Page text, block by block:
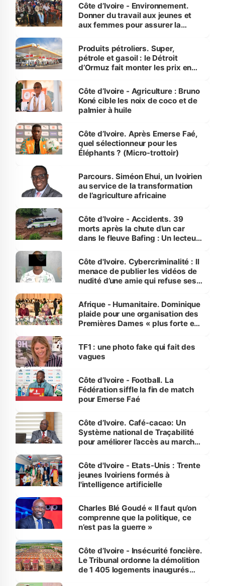
Côte d’Ivoire - Environnement.
Donner du travail aux jeunes et
aux femmes pour assurer la
menacées
Produits pétroliers. Super,
pétrole et gasoil : le Détroit
d’Ormuz fait monter les prix en
Côte d’Ivoire - Agriculture : Bruno
Koné cible les noix de coco et de
palmier à huile
Côte d’Ivoire. Après Emerse Faé,
quel sélectionneur pour les
Éléphants ? (Micro-trottoir)
Parcours. Siméon Ehui, un Ivoirien
au service de la transformation
de l’agriculture africaine
Côte d’Ivoire - Accidents. 39
morts après la chute d’un car
dans le fleuve Bafing : Un lecteur
des Transports
Côte d'Ivoire. Cybercriminalité : Il
menace de publier les vidéos de
nudité d’une amie qui refuse ses
Afrique - Humanitaire. Dominique
plaide pour une organisation des
Premières Dames « plus forte et
sur la scène internationale »
TF1 : une photo fake qui fait des
vagues
Côte d’Ivoire - Football. La
Fédération siffle la fin de match
pour Emerse Faé
Côte d’Ivoire. Café-cacao: Un
Système national de Traçabilité
pour améliorer l’accès au marché
Côte d'Ivoire - Etats-Unis : Trente
jeunes Ivoiriens formés à
l'intelligence artificielle
Charles Blé Goudé « Il faut qu’on
comprenne que la politique, ce
n’est pas la guerre »
Côte d’Ivoire - Insécurité foncière.
Le Tribunal ordonne la démolition
de 1 405 logements inaugurés